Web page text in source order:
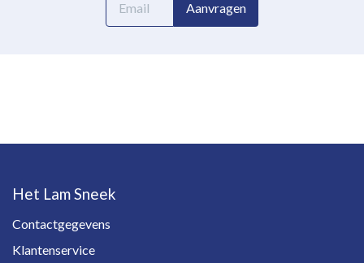
mailadres
Aanvragen
Het Lam Sneek
Contactgegevens
Klantenservice